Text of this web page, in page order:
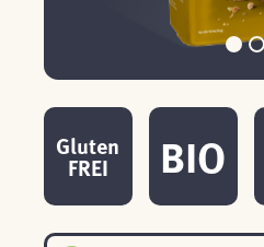
Gluten
FREI BIO